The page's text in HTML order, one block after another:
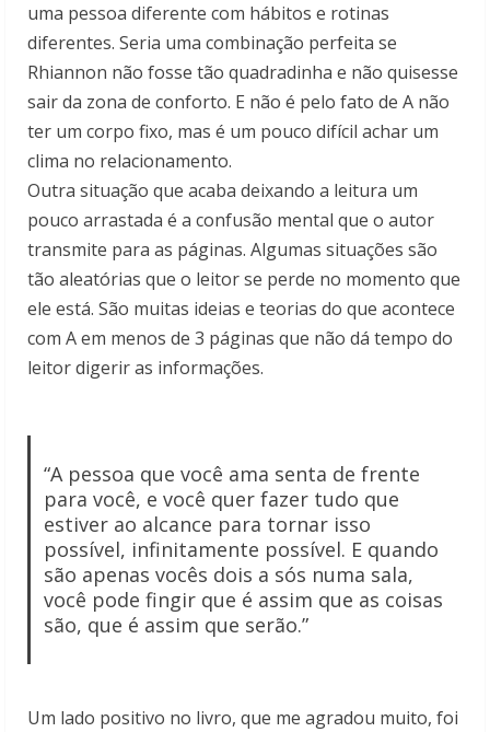
uma pessoa diferente com hábitos e rotinas
diferentes. Seria uma combinação perfeita se
Rhiannon não fosse tão quadradinha e não quisesse
sair da zona de conforto. E não é pelo fato de A não
ter um corpo fixo, mas é um pouco difícil achar um
clima no relacionamento.
Outra situação que acaba deixando a leitura um
pouco arrastada é a confusão mental que o autor
transmite para as páginas. Algumas situações são
tão aleatórias que o leitor se perde no momento que
ele está. São muitas ideias e teorias do que acontece
com A em menos de 3 páginas que não dá tempo do
leitor digerir as informações.
“A pessoa que você ama senta de frente
para você, e você quer fazer tudo que
estiver ao alcance para tornar isso
possível, infinitamente possível. E quando
são apenas vocês dois a sós numa sala,
você pode fingir que é assim que as coisas
são, que é assim que serão.”
Um lado positivo no livro, que me agradou muito, foi